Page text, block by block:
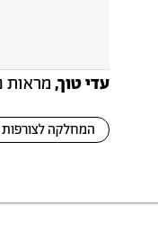
עדי טוך,מראות
המחלקה לצורפות